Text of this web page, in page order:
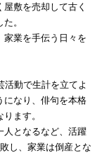
敷を売却して古く
。
家業を手伝う日々を
活動で生計を立てよ
になり、俳句を本格
ます。
人となるなど、活躍
し、家業は倒産とな